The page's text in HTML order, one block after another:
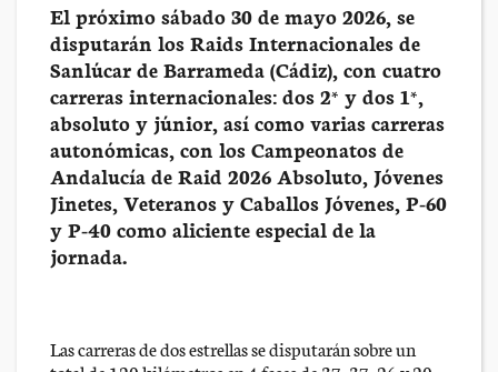
El próximo sábado 30 de mayo 2026, se
disputarán los Raids Internacionales de
Sanlúcar de Barrameda (Cádiz), con cuatro
carreras internacionales: dos 2* y dos 1*,
absoluto y júnior, así como varias carreras
autonómicas, con los Campeonatos de
Andalucía de Raid 2026 Absoluto, Jóvenes
Jinetes, Veteranos y Caballos Jóvenes, P-60
y P-40 como aliciente especial de la
jornada.
Las carreras de dos estrellas se disputarán sobre un